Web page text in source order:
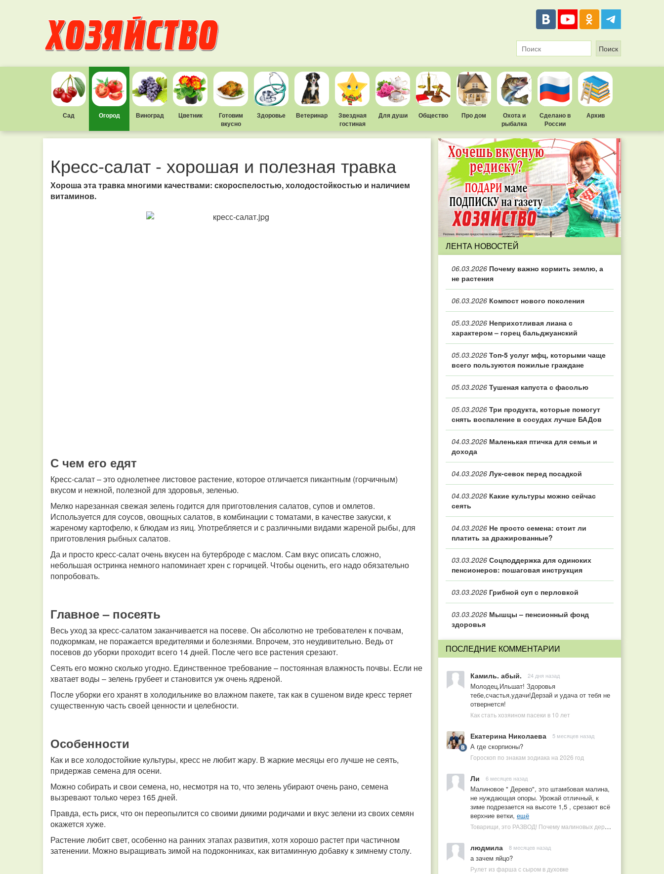
Сад Огород Виноград Цветник
Готовим
вкусно
Здоровье Ветеринар
Звездная
гостиная
Для души Общество Про дом
Охота и
рыбалка
Сделано в
России
Архив
Кресс-салат - хорошая и полезная травка
Хороша эта травка многими качествами: скороспелостью, холодостойкостью и наличием
витаминов.
С чем его едят
Кресс-салат – это однолетнее листовое растение, которое отличается пикантным (горчичным)
вкусом и нежной, полезной для здоровья, зеленью.
Мелко нарезанная свежая зелень годится для приготовления салатов, супов и омлетов.
Используется для соусов, овощных салатов, в комбинации с томатами, в качестве закуски, к
жареному картофелю, к блюдам из яиц. Употребляется и с различными видами жареной рыбы, для
приготовления рыбных салатов.
Да и просто кресс-салат очень вкусен на бутерброде с маслом. Сам вкус описать сложно,
небольшая остринка немного напоминает хрен с горчицей. Чтобы оценить, его надо обязательно
попробовать.
Главное – посеять
Весь уход за кресс-салатом заканчивается на посеве. Он абсолютно не требователен к почвам,
подкормкам, не поражается вредителями и болезнями. Впрочем, это неудивительно. Ведь от
посевов до уборки проходит всего 14 дней. После чего все растения срезают.
Сеять его можно сколько угодно. Единственное требование – постоянная влажность почвы. Если не
хватает воды – зелень грубеет и становится уж очень ядреной.
После уборки его хранят в холодильнике во влажном пакете, так как в сушеном виде кресс теряет
существенную часть своей ценности и целебности.
Особенности
Как и все холодостойкие культуры, кресс не любит жару. В жаркие месяцы его лучше не сеять,
придержав семена для осени.
Можно собирать и свои семена, но, несмотря на то, что зелень убирают очень рано, семена
вызревают только через 165 дней.
Правда, есть риск, что он переопылится со своими дикими родичами и вкус зелени из своих семян
окажется хуже.
Растение любит свет, особенно на ранних этапах развития, хотя хорошо растет при частичном
затенении. Можно выращивать зимой на подоконниках, как витаминную добавку к зимнему столу.
ЛЕНТА НОВОСТЕЙ
06.03.2026 Почему важно кормить землю, а
не растения
06.03.2026 Компост нового поколения
05.03.2026 Неприхотливая лиана с
характером – горец бальджуанский
05.03.2026 Топ‑5 услуг мфц, которыми чаще
всего пользуются пожилые граждане
05.03.2026 Тушеная капуста с фасолью
05.03.2026 Три продукта, которые помогут
снять воспаление в сосудах лучше БАДов
04.03.2026 Маленькая птичка для семьи и
дохода
04.03.2026 Лук-севок перед посадкой
04.03.2026 Какие культуры можно сейчас
сеять
04.03.2026 Не просто семена: стоит ли
платить за дражированные?
03.03.2026 Соцподдержка для одиноких
пенсионеров: пошаговая инструкция
03.03.2026 Грибной суп с перловкой
03.03.2026 Мышцы – пенсионный фонд
здоровья
ПОСЛЕДНИЕ КОММЕНТАРИИ
Камиль. абый. 24 дня назад
Молодец,Ильшат! Здоровья
тебе,счастья,удачи!Дерзай и удача от тебя не
отвернется!
Как стать хозяином пасеки в 10 лет
Екатерина Николаева 5 месяцев назад
А где скорпионы?
Гороскоп по знакам зодиака на 2026 год
Ли 6 месяцев назад
Малиновое " Дерево", это штамбовая малина,
не нуждающая опоры. Урожай отличный, к
зиме подрезается на высоте 1,5 , срезают всё
верхние ветки, ещё
Товарищи, это РАЗВОД! Почему малиновых деревьев не бывает, или Как ушлые продавцы наживаются на мечтах садоводов
людмила 8 месяцев назад
а зачем яйцо?
Рулет из фарша с сыром в духовке